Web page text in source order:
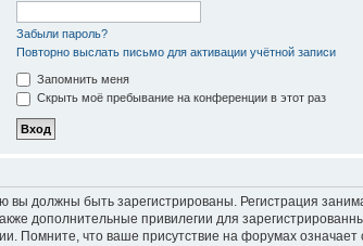
Забыли пароль?
Повторно выслать письмо для активации учётной записи
Запомнить меня
Скрыть моё пребывание на конференции в этот раз
вы должны быть зарегистрированы. Регистрация
дополнительные привилегии для
Помните, что ваше присутствие на форумах означает